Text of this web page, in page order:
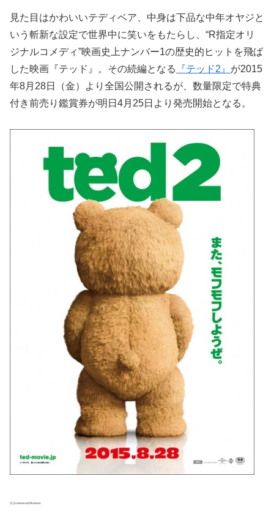
見た目はかわいいテディベア、中身は下品な中年オヤジと
いう斬新な設定で世界中に笑いをもたらし、“R指定オリ
ジナルコメディ”映画史上ナンバー1の歴史的ヒットを飛ば
した映画『テッド』。その続編となる
『テッド2』 が2015
年8月28日（金）より全国公開されるが、数量限定で特典
付き前売り鑑賞券が明日4月25日より発売開始となる。
(C)Universal Pictures